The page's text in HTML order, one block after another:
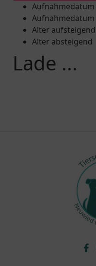
Alter aufsteigend
Alter absteigend
Lade ...